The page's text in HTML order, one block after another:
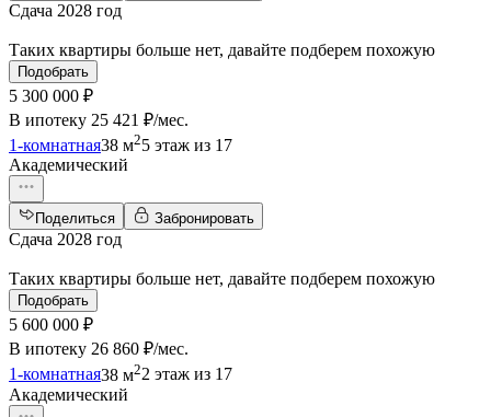
Сдача 2028 год
Таких квартиры больше нет, давайте подберем похожую
Подобрать
5 300 000 ₽
В ипотеку 25 421 ₽/мес.
1-комнатная38 м25 этаж из 17
Академический
Поделиться Забронировать
Сдача 2028 год
Таких квартиры больше нет, давайте подберем похожую
Подобрать
5 600 000 ₽
В ипотеку 26 860 ₽/мес.
1-комнатная38 м22 этаж из 17
Академический